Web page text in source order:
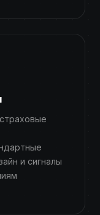
и сигналы